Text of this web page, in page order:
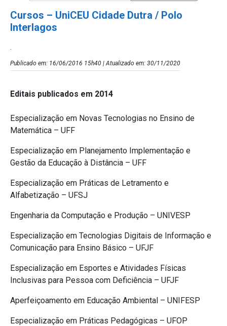
Cursos – UniCEU Cidade Dutra / Polo
Interlagos
Publicado em: 16/06/2016 15h40 | Atualizado em: 30/11/2020
Editais publicados em 2014
Especialização em Novas Tecnologias no Ensino de
Matemática – UFF
Especialização em Planejamento Implementação e
Gestão da Educação à Distância – UFF
Especialização em Práticas de Letramento e
Alfabetização – UFSJ
Engenharia da Computação e Produção – UNIVESP
Especialização em Tecnologias Digitais de Informação e
Comunicação para Ensino Básico – UFJF
Especialização em Esportes e Atividades Físicas
Inclusivas para Pessoa com Deficiência – UFJF
Aperfeiçoamento em Educação Ambiental – UNIFESP
Especialização em Práticas Pedagógicas – UFOP